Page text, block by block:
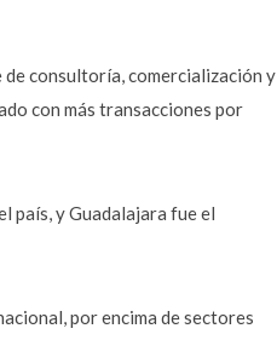
consultoría, comercialización y
con más transacciones por
país, y Guadalajara fue el
por encima de sectores